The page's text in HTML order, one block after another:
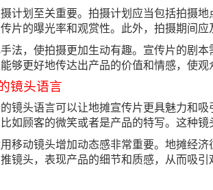
计划至关重要。拍摄计划应当包括拍摄
片的曝光率和观赏性。此外，拍摄期间
法，使拍摄更加生动有趣。宣传片的剧
够更好地传达出产品的价值和情感，使观
镜头语言
镜头语言可以让地摊宣传片更具魅力和
如顾客的微笑或者是产品的特写。这种
移动镜头增加动态感非常重要。地摊经
镜头，表现产品的细节和质感，从而吸